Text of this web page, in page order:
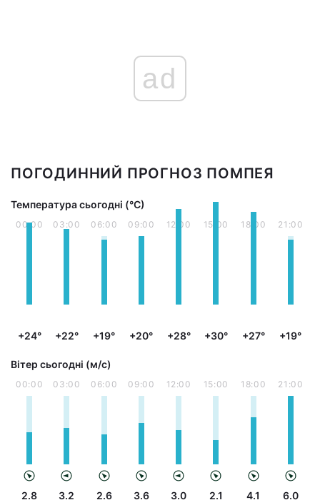
ad
ПОГОДИННИЙ ПРОГНОЗ ПОМПЕЯ
Температура сьогодні (°С)
00:00
+24°
03:00
+22°
06:00
+19°
09:00
+20°
12:00
+28°
15:00
+30°
18:00
+27°
21:00
+19°
Вітер сьогодні (м/с)
00:00
2.8
03:00
3.2
06:00
2.6
09:00
3.6
12:00
3.0
15:00
2.1
18:00
4.1
21:00
6.0